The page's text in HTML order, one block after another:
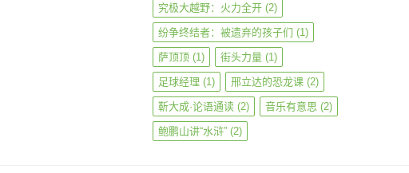
究极大越野：火力全开(2)
纷争终结者：被遗弃的孩子们 (1)
萨顶顶(1) 街头力量(1)
足球经理 (1) 邢立达的恐龙课(2)
靳大成·论语通读(2) 音乐有意思 (2)
鲍鹏山讲“水浒”(2)